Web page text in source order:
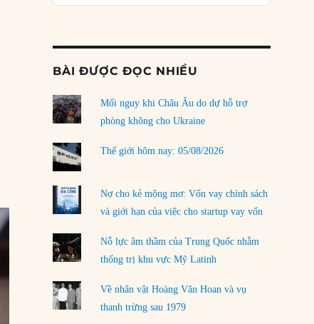
rủi ro
01/08/2026
31/07/2026
phải chịu đựng?
30/07/2026
Tập tìm cách chôn vùi bê bối chấn động vòng
tròn thân cận của mình
LOAD MORE
BÀI ĐƯỢC ĐỌC NHIỀU
Mối nguy khi Châu Âu do dự hỗ trợ
phòng không cho Ukraine
Thế giới hôm nay: 05/08/2026
Nợ cho kẻ mộng mơ: Vốn vay chính sách
và giới hạn của việc cho startup vay vốn
Nỗ lực âm thầm của Trung Quốc nhằm
thống trị khu vực Mỹ Latinh
Về nhân vật Hoàng Văn Hoan và vụ
thanh trừng sau 1979